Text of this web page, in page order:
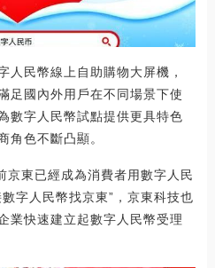
人民幣線上自助購物大屏機，
足國內外用戶在不同場景下使
數字人民幣試點提供更具特色
角色不斷凸顯。
京東已經成為消費者用數字人民
字人民幣找京東”，京東科技也
業快速建立起數字人民幣受理